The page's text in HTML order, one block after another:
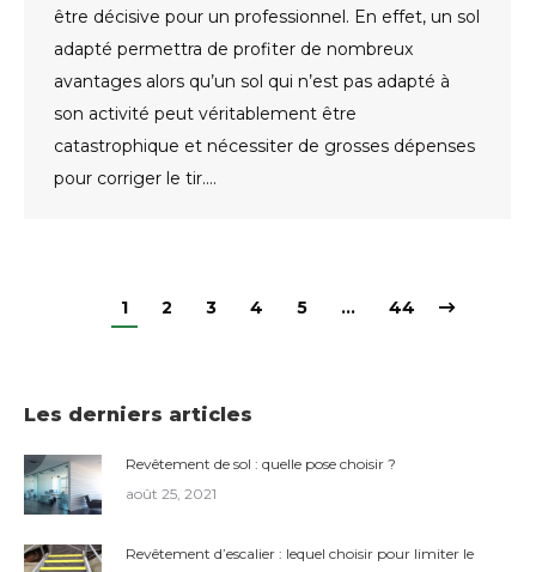
être décisive pour un professionnel. En effet, un sol
adapté permettra de profiter de nombreux
avantages alors qu’un sol qui n’est pas adapté à
son activité peut véritablement être
catastrophique et nécessiter de grosses dépenses
pour corriger le tir.…
1 2 3 4 5 … 44
Les derniers articles
Revêtement de sol : quelle pose choisir ?
août 25, 2021
Revêtement d’escalier : lequel choisir pour limiter le